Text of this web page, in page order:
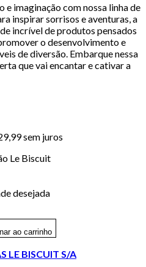
e imaginação com nossa linha de
inspirar sorrisos e aventuras, a
incrível de produtos pensados
o desenvolvimento e
de diversão. Embarque nessa
que vai encantar e cativar a
sem juros
Le Biscuit
desejada
ao carrinho
LE BISCUIT S/A